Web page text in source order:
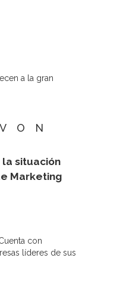
a la gran
situación
Marketing
con
líderes de sus